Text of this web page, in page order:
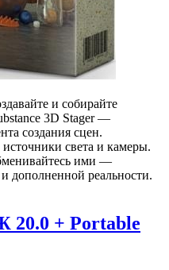
и собирайте
3D Stager —
создания сцен.
света и камеры.
ими —
дополненной реальности.
+ Portable